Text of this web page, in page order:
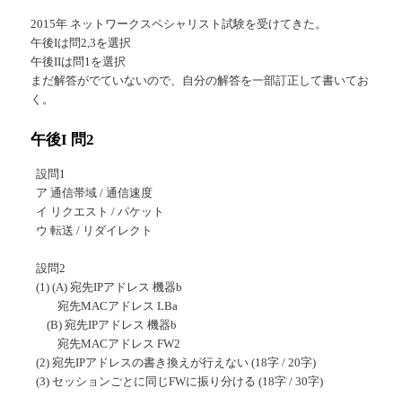
2015年 ネットワークスペシャリスト試験を受けてきた。
午後Iは問2,3を選択
午後IIは問1を選択
まだ解答がでていないので、自分の解答を一部訂正して書いてお
く。
午後I 問2
設問1
ア 通信帯域 / 通信速度
イ リクエスト / パケット
ウ 転送 / リダイレクト
設問2
(1) (A) 宛先IPアドレス 機器b
宛先MACアドレス LBa
(B) 宛先IPアドレス 機器b
宛先MACアドレス FW2
(2) 宛先IPアドレスの書き換えが行えない (18字 / 20字)
(3) セッションごとに同じFWに振り分ける (18字 / 30字)